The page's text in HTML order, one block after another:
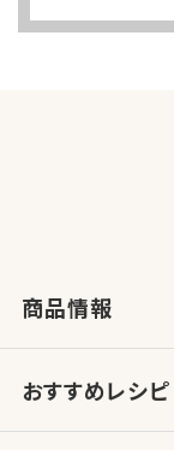
商品情報
おすすめレシピ